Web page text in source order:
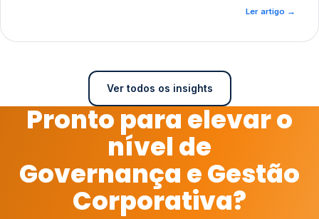
Ler artigo →
Ver todos os insights
Pronto para elevar o
nível de
Governança e Gestão
Corporativa?